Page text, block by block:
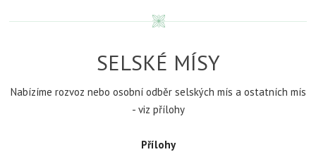
SELSKÉ MÍSY
Nabízíme rozvoz nebo osobní odběr selských mís a ostatních mís
- viz přílohy
Přílohy